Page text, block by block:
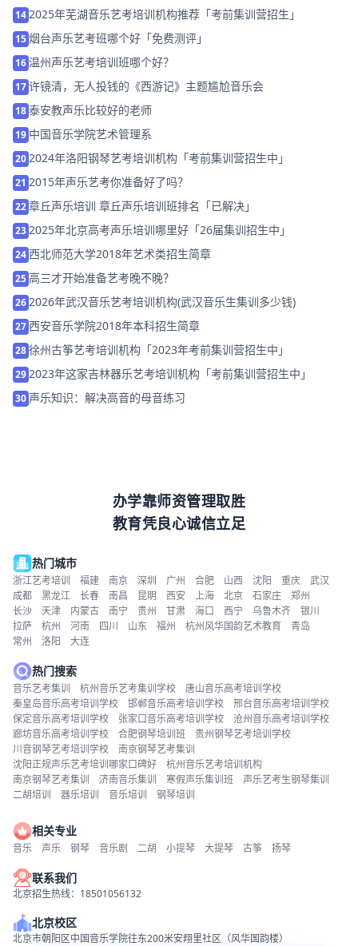
14 2025年芜湖音乐艺考培训机构推荐「考前集训营招生」
15烟台声乐艺考班哪个好「免费测评」
16温州声乐艺考培训班哪个好？
17许镜清，无人投钱的《西游记》主题尴尬音乐会
18泰安教声乐比较好的老师
19 中国音乐学院艺术管理系
20 2024年洛阳钢琴艺考培训机构「考前集训营招生中」
21 2015年声乐艺考你准备好了吗？
22章丘声乐培训 章丘声乐培训班排名「已解决」
23 2025年北京高考声乐培训哪里好「26届集训招生中」
24西北师范大学2018年艺术类招生简章
25高三才开始准备艺考晚不晚？
26 2026年武汉音乐艺考培训机构(武汉音乐生集训多少钱)
27西安音乐学院2018年本科招生简章
28徐州古筝艺考培训机构「2023年考前集训营招生中」
29 2023年这家吉林器乐艺考培训机构「考前集训营招生中」
30 声乐知识：解决高音的母音练习
办学靠师资管理取胜
教育凭良心诚信立足
热门城市
浙江艺考培训 福建 南京 深圳 广州 合肥 山西 沈阳 重庆
武汉
成都
黑龙江 长春 南昌 昆明 西安 上海 北京 石家庄
郑州
长沙
天津 内蒙古 南宁 贵州 甘肃 海口 西宁 乌鲁木齐
银川
拉萨
杭州 河南 四川 山东 福州 杭州风华国韵艺术教育
青岛
常州
洛阳 大连
热门搜索
音乐艺考集训 杭州音乐艺考集训学校
唐山音乐高考培训学校
秦皇岛音乐高考培训学校
邯郸音乐高考培训学校
邢台音乐高考培训学校
保定音乐高考培训学校
张家口音乐高考培训学校
沧州音乐高考培训学校
廊坊音乐高考培训学校
合肥钢琴培训班
贵州钢琴艺考培训学校
川音钢琴艺考培训学校
南京钢琴艺考集训
沈阳正规声乐艺考培训哪家口碑好
杭州音乐艺考培训机构
南京钢琴艺考集训
济南音乐集训 寒假声乐集训班
声乐艺考生钢琴集训
二胡培训
器乐培训 音乐培训 钢琴培训
相关专业
音乐 声乐 钢琴 音乐剧 二胡 小提琴 大提琴 古筝 扬琴
联系我们
北京招生热线：18501056132
北京校区
北京市朝阳区中国音乐学院往东200米安翔里社区（风华国韵楼）